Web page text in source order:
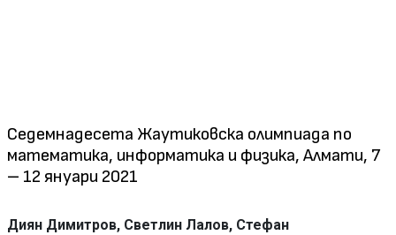
Седемнадесета Жаутиковска олимпиада по
математика, информатика и физика, Алмати, 7
– 12 януари 2021
Диян Димитров, Светлин Лалов, Стефан